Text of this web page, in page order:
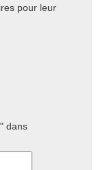
pour leur
dans